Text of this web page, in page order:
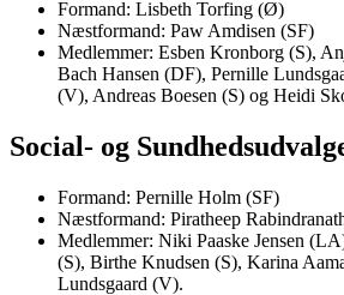
Formand: Lisbeth Torfing (Ø)
Næstformand: Paw Amdisen (SF)
Medlemmer: Esben Kronborg (S),
Bach Hansen (DF), Pernille
(V), Andreas Boesen (S) og Heidi
Social- og
Formand: Pernille Holm (SF)
Næstformand: Piratheep
Medlemmer: Niki Paaske Jensen
(S), Birthe Knudsen (S), Karina
Lundsgaard (V).